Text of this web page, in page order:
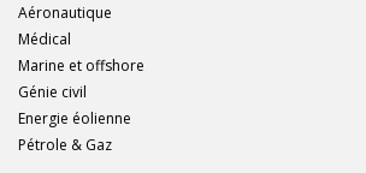
Aéronautique
Médical
Marine et offshore
Génie civil
Energie éolienne
Pétrole & Gaz